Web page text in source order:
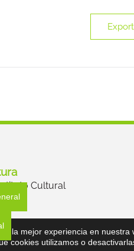
Cultural
la mejor experiencia en nuestra
cookies utilizamos o